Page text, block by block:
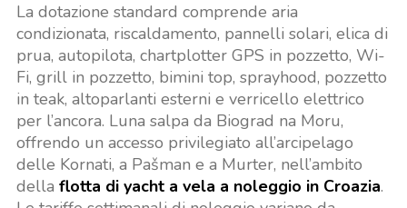
La dotazione standard comprende aria
condizionata, riscaldamento, pannelli solari, elica di
prua, autopilota, chartplotter GPS in pozzetto, Wi-
Fi, grill in pozzetto, bimini top, sprayhood, pozzetto
in teak, altoparlanti esterni e verricello elettrico
per l’ancora. Luna salpa da Biograd na Moru,
offrendo un accesso privilegiato all’arcipelago
delle Kornati, a Pašman e a Murter, nell’ambito
della flotta di yacht a vela a noleggio in Croazia.